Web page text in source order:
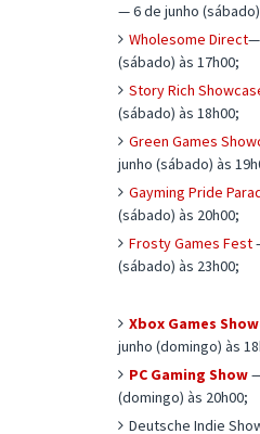
— 6 de junho
Wholesome Direct—
(sábado) às 17h00;
Story Rich
(sábado) às 18h00;
Green Games
junho (sábado) às
Gayming Pride
(sábado) às 20h00;
Frosty Games Fest
(sábado) às 23h00;
Xbox Games
junho (domingo) às
PC Gaming Show
(domingo) às 20h00;
Deutsche Indie